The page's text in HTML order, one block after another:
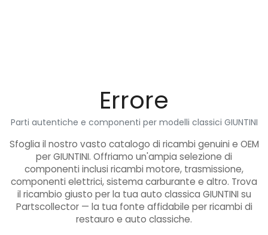
Errore
Parti autentiche e componenti per modelli classici GIUNTINI
Sfoglia il nostro vasto catalogo di ricambi genuini e OEM
per GIUNTINI. Offriamo un'ampia selezione di
componenti inclusi ricambi motore, trasmissione,
componenti elettrici, sistema carburante e altro. Trova
il ricambio giusto per la tua auto classica GIUNTINI su
Partscollector — la tua fonte affidabile per ricambi di
restauro e auto classiche.